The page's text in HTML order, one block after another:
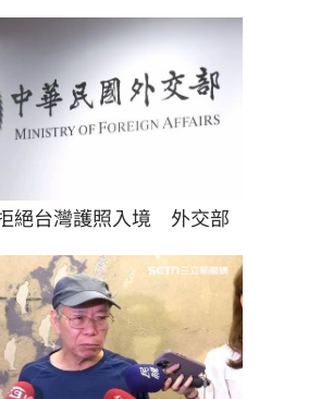
絕台灣護照入境　外交部